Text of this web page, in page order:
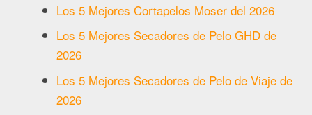
Los 5 Mejores Cortapelos Moser del 2026
Los 5 Mejores Secadores de Pelo GHD de
2026
Los 5 Mejores Secadores de Pelo de Viaje de
2026